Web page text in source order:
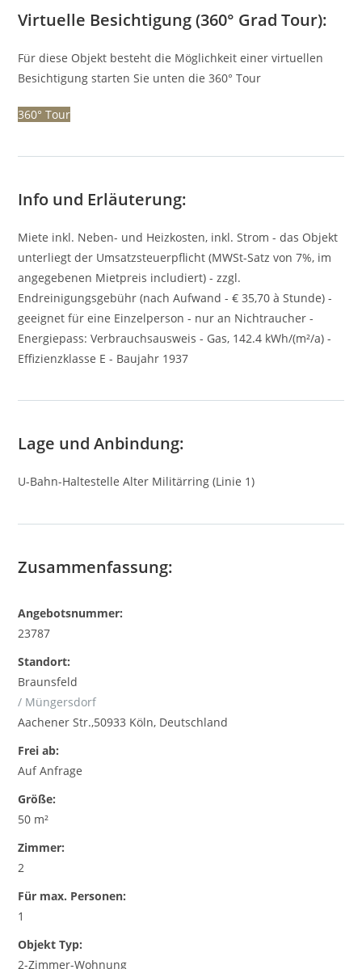
Virtuelle Besichtigung (360° Grad Tour):
Für diese Objekt besteht die Möglichkeit einer virtuellen
Besichtigung starten Sie unten die 360° Tour
360° Tour
Info und Erläuterung:
Miete inkl. Neben- und Heizkosten, inkl. Strom - das Objekt
unterliegt der Umsatzsteuerpflicht (MWSt-Satz von 7%, im
angegebenen Mietpreis includiert) - zzgl.
Endreinigungsgebühr (nach Aufwand - € 35,70 à Stunde) -
geeignet für eine Einzelperson - nur an Nichtraucher -
Energiepass: Verbrauchsausweis - Gas, 142.4 kWh/(m²/a) -
Effizienzklasse E - Baujahr 1937
Lage und Anbindung:
U-Bahn-Haltestelle Alter Militärring (Linie 1)
Zusammenfassung:
Angebotsnummer:
23787
Standort:
Braunsfeld
/ Müngersdorf
Aachener Str.,50933 Köln, Deutschland
Frei ab:
Auf Anfrage
Größe:
50 m²
Zimmer:
2
Für max. Personen:
1
Objekt Typ:
2-Zimmer-Wohnung